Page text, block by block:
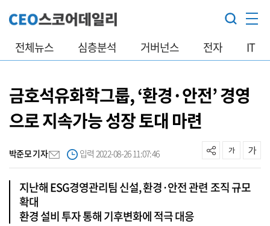
전체뉴스 심층분석 거버넌스 전자 IT
금호석유화학그룹, ‘환경·안전’ 경영
으로 지속가능 성장 토대 마련
박준모 기자 입력 2022-08-26 11:07:46
지난해 ESG경영관리팀 신설, 환경·안전 관련 조직 규모
확대
환경 설비 투자 통해 기후변화에 적극 대응